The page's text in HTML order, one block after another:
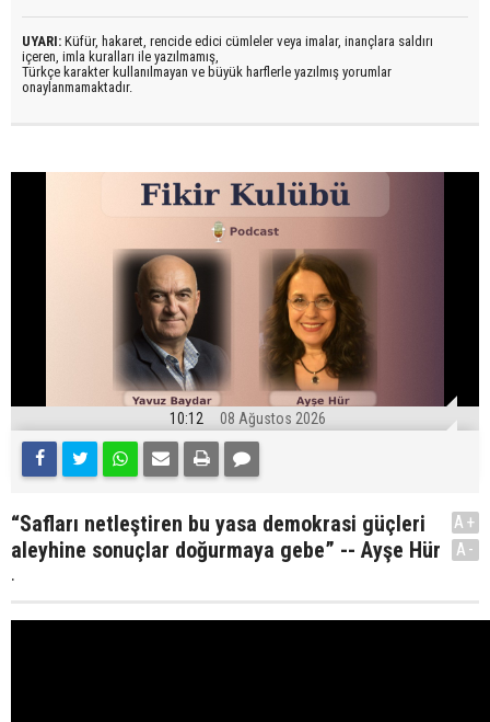
UYARI: Küfür, hakaret, rencide edici cümleler veya imalar, inançlara saldırı
içeren, imla kuralları ile yazılmamış,
Türkçe karakter kullanılmayan ve büyük harflerle yazılmış yorumlar
onaylanmamaktadır.
10:12 08 Ağustos 2026
“Safları netleştiren bu yasa demokrasi güçleri
aleyhine sonuçlar doğurmaya gebe” -- Ayşe Hür
.
A+
A-